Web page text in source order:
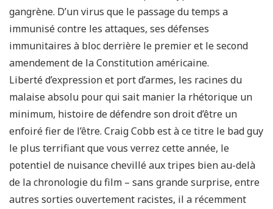
gangrène. D’un virus que le passage du temps a
immunisé contre les attaques, ses défenses
immunitaires à bloc derrière le premier et le second
amendement de la Constitution américaine.
Liberté d’expression et port d’armes, les racines du
malaise absolu pour qui sait manier la rhétorique un
minimum, histoire de défendre son droit d’être un
enfoiré fier de l’être. Craig Cobb est à ce titre le bad guy
le plus terrifiant que vous verrez cette année, le
potentiel de nuisance chevillé aux tripes bien au-delà
de la chronologie du film – sans grande surprise, entre
autres sorties ouvertement racistes, il a récemment